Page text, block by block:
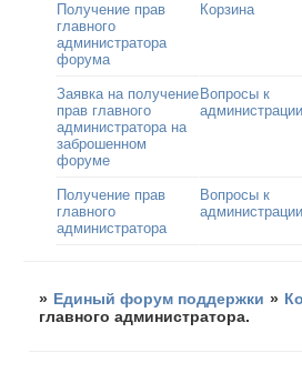
Получение прав
главного
администратора
форума
Корзина
Заявка на получение
прав главного
администратора на
заброшенном
форуме
Вопросы к
администрации
Получение прав
главного
администратора
Вопросы к
администрации
» Единый форум поддержки »
главного администратора.